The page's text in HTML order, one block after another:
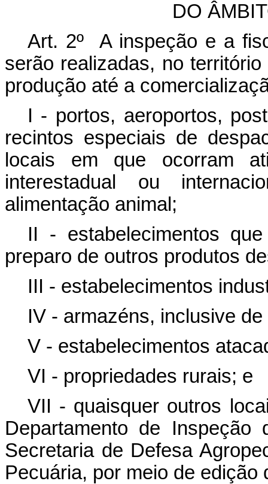
DO
Art. 2º A inspeção e a
serão realizadas, no
produção até a
I - portos, aeroportos,
recintos especiais de
locais em que ocorram
interestadual ou
alimentação animal;
II - estabelecimentos
preparo de outros produtos
III - estabelecimentos
IV - armazéns, inclusive
V - estabelecimentos
VI - propriedades rurais; e
VII - quaisquer outros
Departamento de
Secretaria de Defesa
Pecuária, por meio de